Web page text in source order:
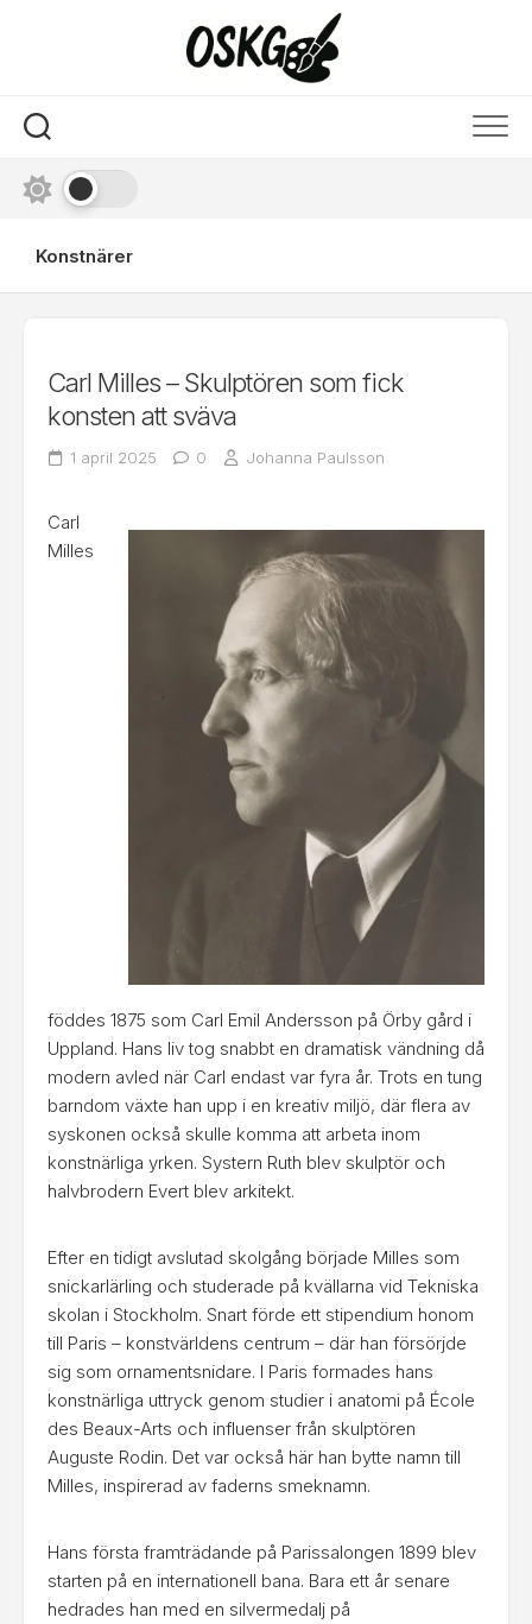
Konstnärer
Carl Milles – Skulptören som fick
konsten att sväva
1 april 2025 0 Johanna Paulsson
Carl
Milles
föddes 1875 som Carl Emil Andersson på Örby gård i
Uppland. Hans liv tog snabbt en dramatisk vändning då
modern avled när Carl endast var fyra år. Trots en tung
barndom växte han upp i en kreativ miljö, där flera av
syskonen också skulle komma att arbeta inom
konstnärliga yrken. Systern Ruth blev skulptör och
halvbrodern Evert blev arkitekt.
Efter en tidigt avslutad skolgång började Milles som
snickarlärling och studerade på kvällarna vid Tekniska
skolan i Stockholm. Snart förde ett stipendium honom
till Paris – konstvärldens centrum – där han försörjde
sig som ornamentsnidare. I Paris formades hans
konstnärliga uttryck genom studier i anatomi på École
des Beaux-Arts och influenser från skulptören
Auguste Rodin. Det var också här han bytte namn till
Milles, inspirerad av faderns smeknamn.
Hans första framträdande på Parissalongen 1899 blev
starten på en internationell bana. Bara ett år senare
hedrades han med en silvermedalj på